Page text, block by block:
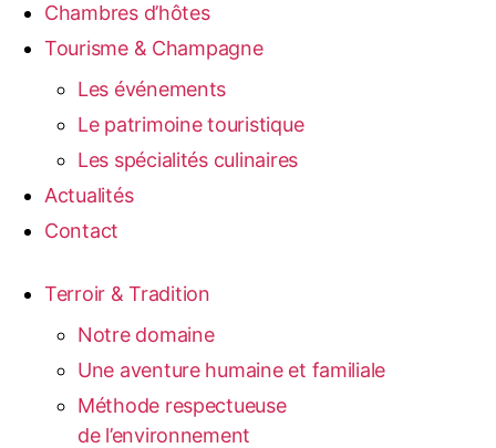
Chambres d’hôtes
Tourisme & Champagne
Les événements
Le patrimoine touristique
Les spécialités culinaires
Actualités
Contact
Terroir & Tradition
Notre domaine
Une aventure humaine et familiale
Méthode respectueuse
de l’environnement